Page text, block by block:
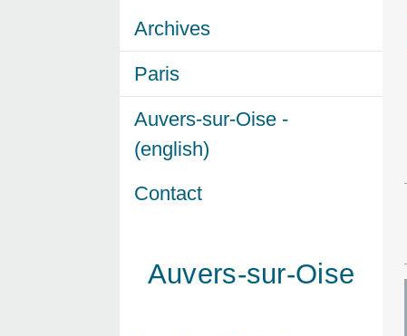
Archives
Paris
Auvers-sur-Oise -
(english)
Contact
Auvers-sur-Oise